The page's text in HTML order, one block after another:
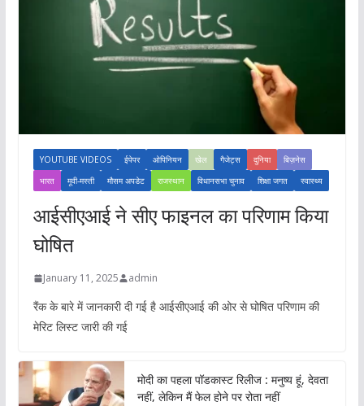
YOUTUBE VIDEOS ईपेपर ओपिनियन खेल गैजेट्स दुनिया
बिज़नेस
भारत
मूवी-मस्ती मौसम अपडेट राजस्थान विधानसभा चुनाव शिक्षा जगत स्वास्थ्य
आईसीएआई ने सीए फाइनल का परिणाम किया
घोषित
January 11, 2025 admin
रैंक के बारे में जानकारी दी गई है आईसीएआई की ओर से घोषित परिणाम की
मेरिट लिस्ट जारी की गई
मोदी का पहला पॉडकास्ट रिलीज : मनुष्य हूं, देवता
नहीं, लेकिन मैं फेल होने पर रोता नहीं